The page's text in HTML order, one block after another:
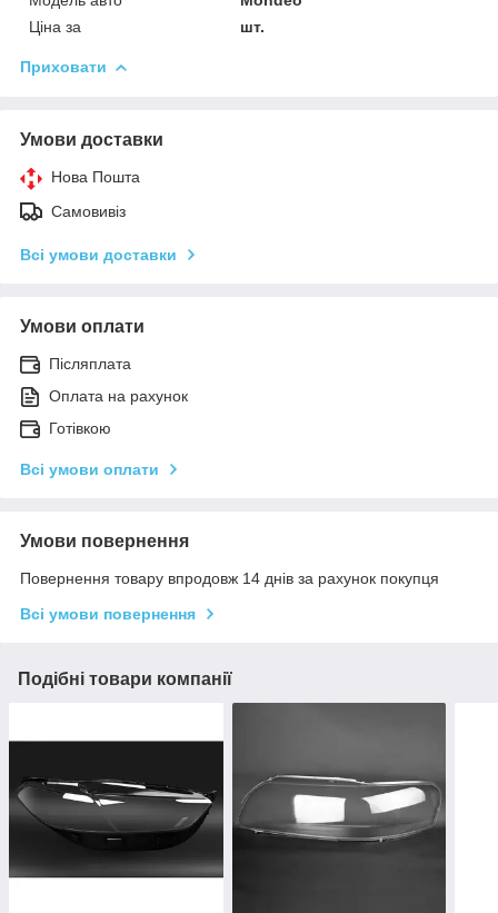
Ціна за
шт.
Приховати
Умови доставки
Нова Пошта
Самовивіз
Всі умови доставки
Умови оплати
Післяплата
Оплата на рахунок
Готівкою
Всі умови оплати
Умови повернення
Повернення товару впродовж 14 днів за рахунок покупця
Всі умови повернення
Подібні товари компанії